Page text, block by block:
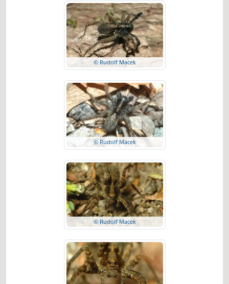
© Rudolf Macek
© Rudolf Macek
© Rudolf Macek